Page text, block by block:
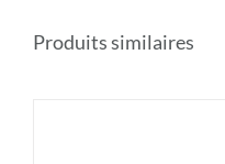
Produits similaires